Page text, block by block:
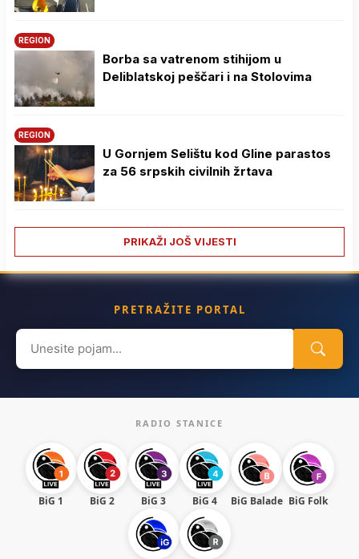
REGION
Borba sa vatrenom stihijom u
Deliblatskoj peščari i na Stolovima
REGION
U Gornjem Selištu kod Gline parastos
za 56 srpskih civilnih žrtava
PRIKAŽI JOŠ VIJESTI
PRETRAŽITE PORTAL
Search
for:
RADIO STANICE
BiG 1 BiG 2 BiG 3 BiG 4 BiG Balade BiG Folk